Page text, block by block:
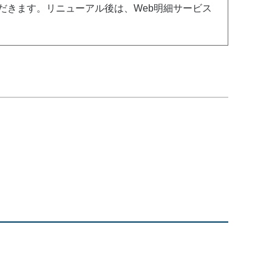
きます。リニューアル後は、Web明細サービス